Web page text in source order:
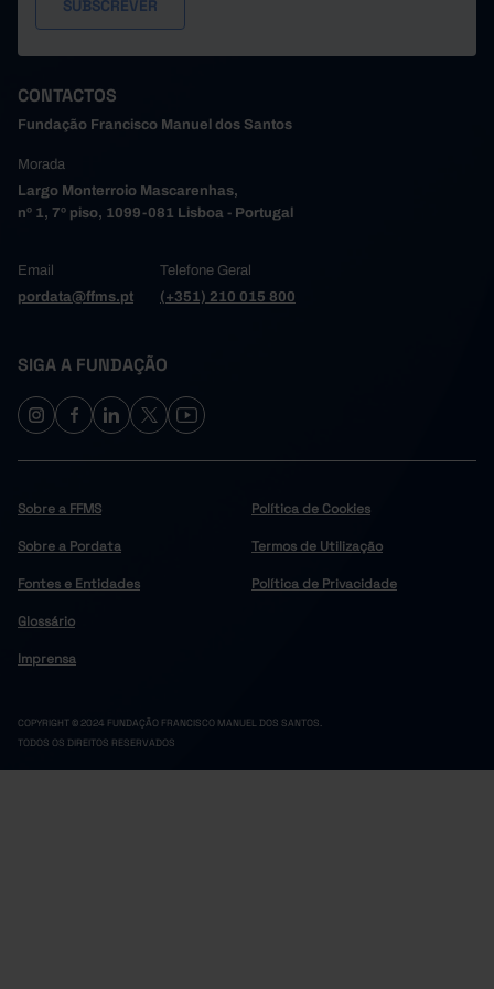
CONTACTOS
Fundação Francisco Manuel dos Santos
Morada
Largo Monterroio Mascarenhas,
nº 1, 7º piso, 1099-081 Lisboa - Portugal
Email
pordata@ffms.pt
Telefone Geral
(+351) 210 015 800
SIGA A FUNDAÇÃO
Sobre a FFMS
Sobre a Pordata
Fontes e Entidades
Glossário
Imprensa
Política de Cookies
Termos de Utilização
Política de Privacidade
COPYRIGHT © 2024 FUNDAÇÃO FRANCISCO MANUEL DOS SANTOS.
TODOS OS DIREITOS RESERVADOS